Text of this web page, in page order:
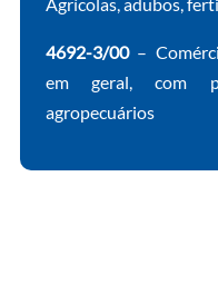
4692-3/00 –
em geral, com
agropecuários